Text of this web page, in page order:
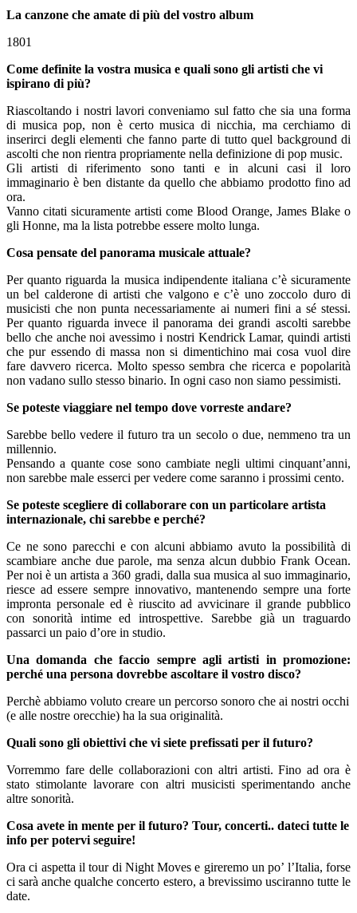
La canzone che amate di più del vostro album
1801
Come definite la vostra musica e quali sono gli artisti che vi
ispirano di più?
Riascoltando i nostri lavori conveniamo sul fatto che sia una forma
di musica pop, non è certo musica di nicchia, ma cerchiamo di
inserirci degli elementi che fanno parte di tutto quel background di
ascolti che non rientra propriamente nella definizione di pop music.
Gli artisti di riferimento sono tanti e in alcuni casi il loro
immaginario è ben distante da quello che abbiamo prodotto fino ad
ora.
Vanno citati sicuramente artisti come Blood Orange, James Blake o
gli Honne, ma la lista potrebbe essere molto lunga.
Cosa pensate del panorama musicale attuale?
Per quanto riguarda la musica indipendente italiana c’è sicuramente
un bel calderone di artisti che valgono e c’è uno zoccolo duro di
musicisti che non punta necessariamente ai numeri fini a sé stessi.
Per quanto riguarda invece il panorama dei grandi ascolti sarebbe
bello che anche noi avessimo i nostri Kendrick Lamar, quindi artisti
che pur essendo di massa non si dimentichino mai cosa vuol dire
fare davvero ricerca. Molto spesso sembra che ricerca e popolarità
non vadano sullo stesso binario. In ogni caso non siamo pessimisti.
Se poteste viaggiare nel tempo dove vorreste andare?
Sarebbe bello vedere il futuro tra un secolo o due, nemmeno tra un
millennio.
Pensando a quante cose sono cambiate negli ultimi cinquant’anni,
non sarebbe male esserci per vedere come saranno i prossimi cento.
Se poteste scegliere di collaborare con un particolare artista
internazionale, chi sarebbe e perché?
Ce ne sono parecchi e con alcuni abbiamo avuto la possibilità di
scambiare anche due parole, ma senza alcun dubbio Frank Ocean.
Per noi è un artista a 360 gradi, dalla sua musica al suo immaginario,
riesce ad essere sempre innovativo, mantenendo sempre una forte
impronta personale ed è riuscito ad avvicinare il grande pubblico
con sonorità intime ed introspettive. Sarebbe già un traguardo
passarci un paio d’ore in studio.
Una domanda che faccio sempre agli artisti in promozione:
perché una persona dovrebbe ascoltare il vostro disco?
Perchè abbiamo voluto creare un percorso sonoro che ai nostri occhi
(e alle nostre orecchie) ha la sua originalità.
Quali sono gli obiettivi che vi siete prefissati per il futuro?
Vorremmo fare delle collaborazioni con altri artisti. Fino ad ora è
stato stimolante lavorare con altri musicisti sperimentando anche
altre sonorità.
Cosa avete in mente per il futuro? Tour, concerti.. dateci tutte le
info per potervi seguire!
Ora ci aspetta il tour di Night Moves e gireremo un po’ l’Italia, forse
ci sarà anche qualche concerto estero, a brevissimo usciranno tutte le
date.